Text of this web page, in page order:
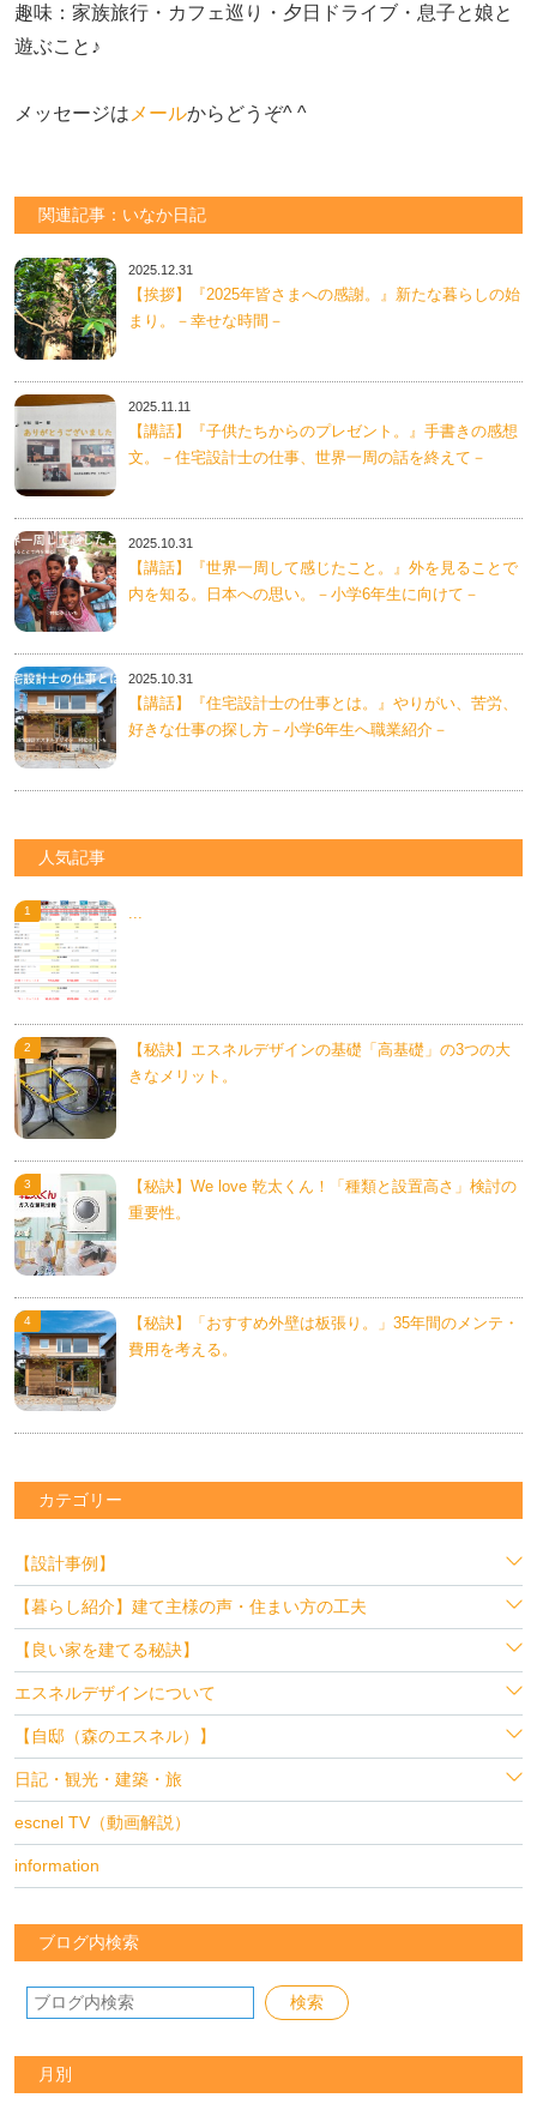
趣味：家族旅行・カフェ巡り・夕日ドライブ・息子と娘と
遊ぶこと♪
メッセージは メールからどうぞ^ ^
関連記事：いなか日記
2025.12.31
【挨拶】『2025年皆さまへの感謝。』新たな暮らしの始
まり。－幸せな時間－
2025.11.11
【講話】『子供たちからのプレゼント。』手書きの感想
文。－住宅設計士の仕事、世界一周の話を終えて－
2025.10.31
【講話】『世界一周して感じたこと。』外を見ることで
内を知る。日本への思い。－小学6年生に向けて－
2025.10.31
【講話】『住宅設計士の仕事とは。』やりがい、苦労、
好きな仕事の探し方－小学6年生へ職業紹介－
人気記事
...
【秘訣】エスネルデザインの基礎「高基礎」の3つの大
きなメリット。
【秘訣】We love 乾太くん！「種類と設置高さ」検討の
重要性。
【秘訣】「おすすめ外壁は板張り。」35年間のメンテ・
費用を考える。
カテゴリー
【設計事例】
【暮らし紹介】建て主様の声・住まい方の工夫
【良い家を建てる秘訣】
エスネルデザインについて
【自邸（森のエスネル）】
日記・観光・建築・旅
escnel TV（動画解説）
information
ブログ内検索
月別